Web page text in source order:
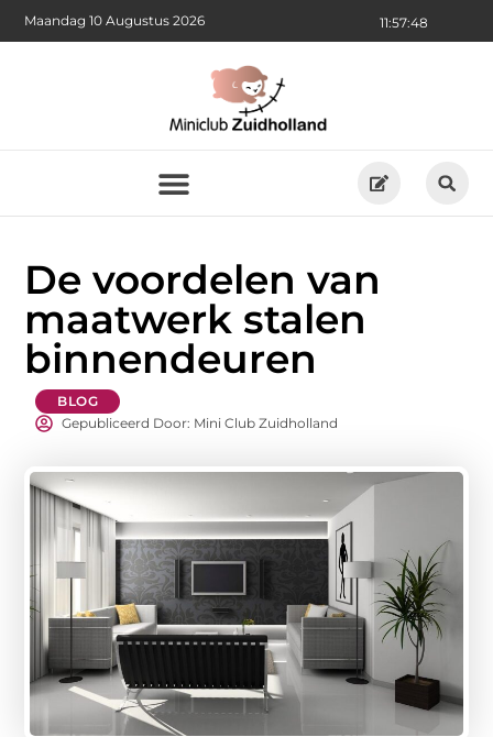
11:57:50
Maandag 10 Augustus 2026
De voordelen van
maatwerk stalen
binnendeuren
BLOG
Gepubliceerd Door: Mini Club Zuidholland